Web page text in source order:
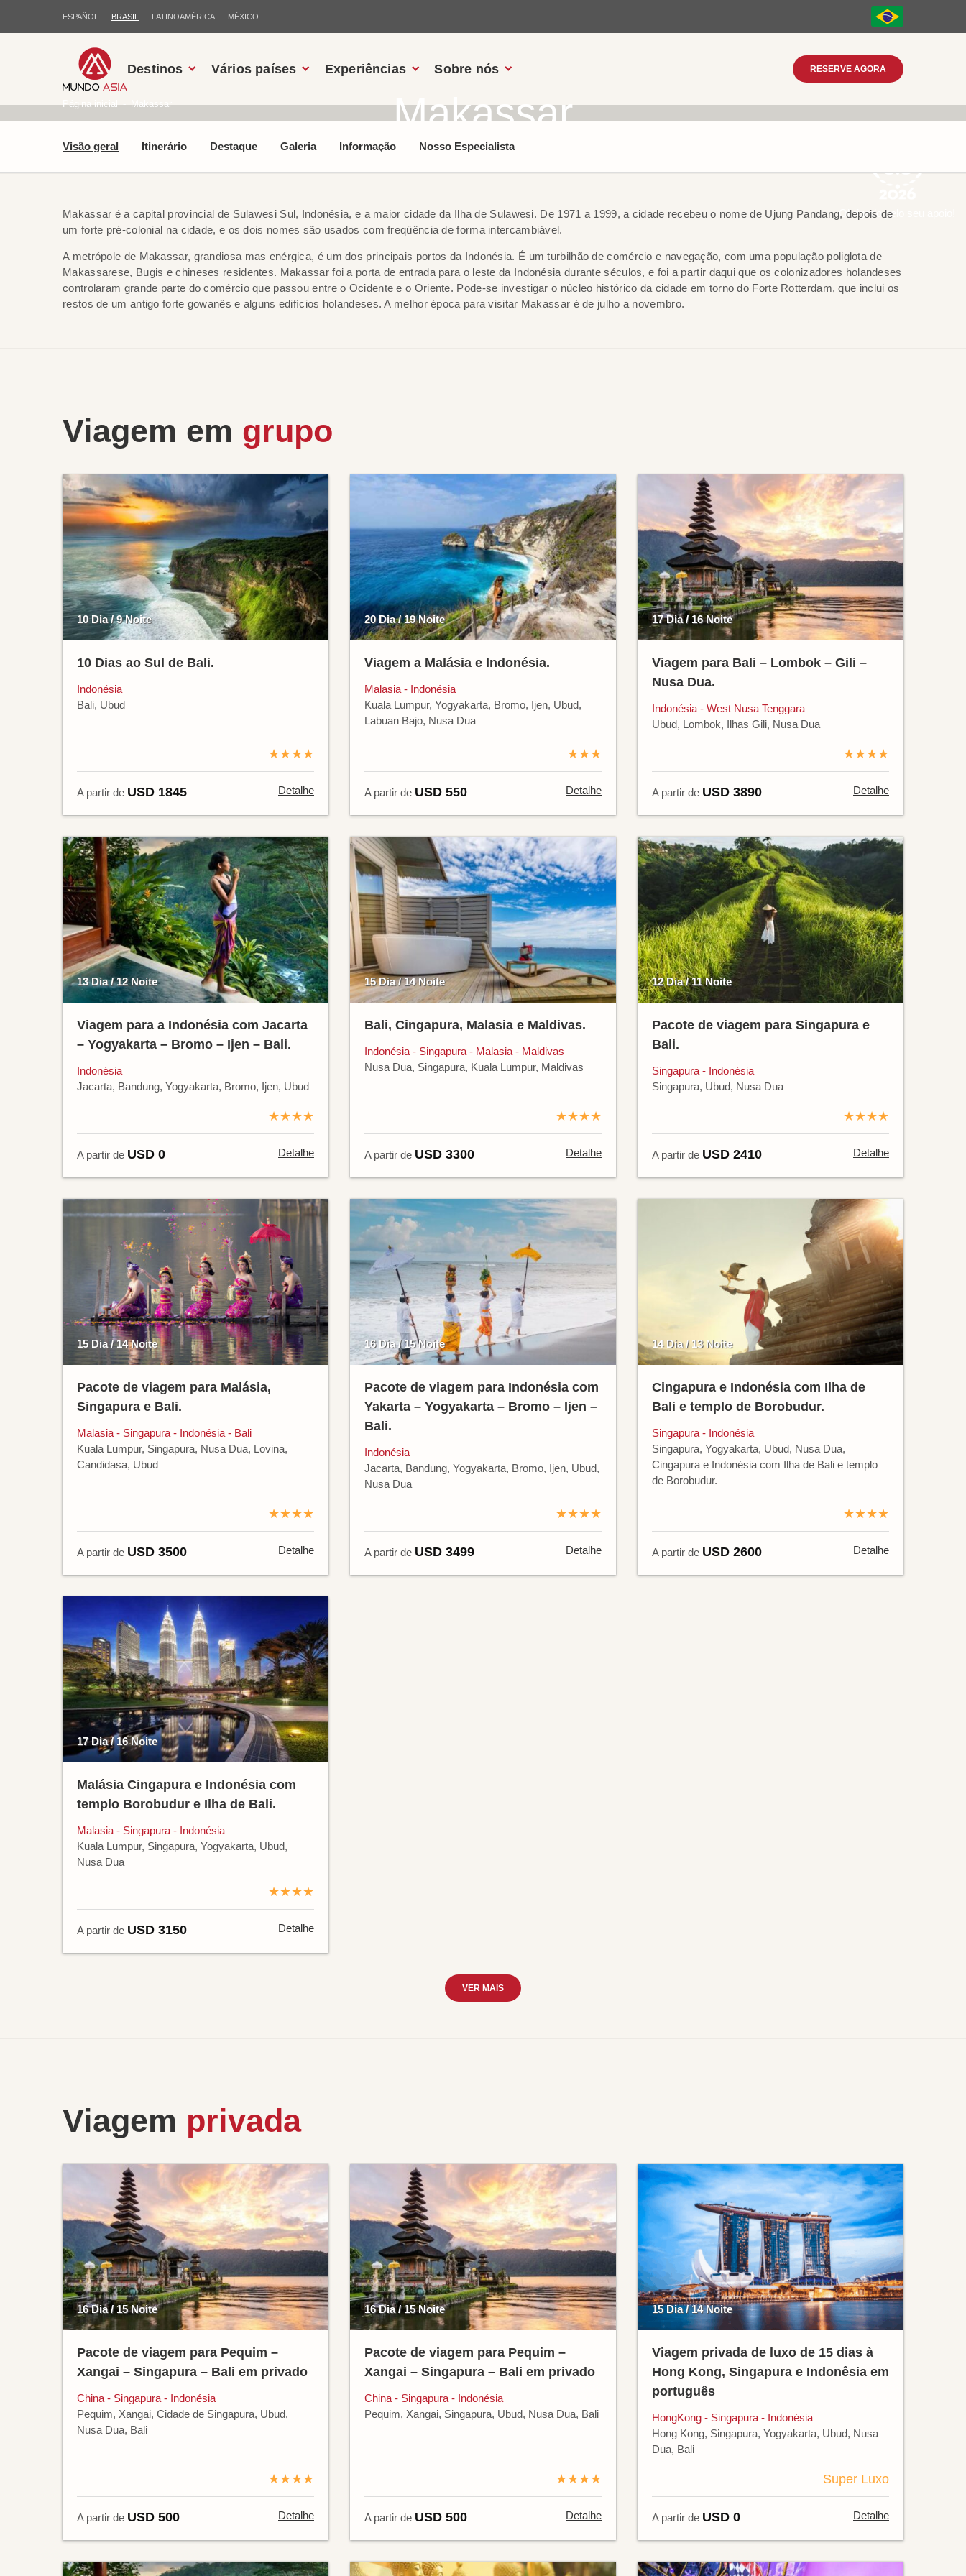
ESPAÑOL BRASIL LATINOAMÉRICA MÉXICO
Destinos Vários países Experiências Sobre nós RESERVE AGORA
Makassar
Página inicial Makassar
Obrigado pelo seu apoio!
Visão geral Itinerário Destaque Galeria Informação Nosso Especialista
Makassar é a capital provincial de Sulawesi Sul, Indonésia, e a maior cidade da Ilha de Sulawesi. De 1971 a 1999, a cidade recebeu o nome de Ujung Pandang, depois de
um forte pré-colonial na cidade, e os dois nomes são usados com freqüência de forma intercambiável.
A metrópole de Makassar, grandiosa mas enérgica, é um dos principais portos da Indonésia. É um turbilhão de comércio e navegação, com uma população poliglota de
Makassarese, Bugis e chineses residentes. Makassar foi a porta de entrada para o leste da Indonésia durante séculos, e foi a partir daqui que os colonizadores holandeses
controlaram grande parte do comércio que passou entre o Ocidente e o Oriente. Pode-se investigar o núcleo histórico da cidade em torno do Forte Rotterdam, que inclui os
restos de um antigo forte gowanês e alguns edifícios holandeses. A melhor época para visitar Makassar é de julho a novembro.
Viagem em grupo
10 Dia / 9 Noite
10 Dias ao Sul de Bali.
Indonésia
Bali, Ubud
★★★★
A partir de USD 1845 Detalhe
20 Dia / 19 Noite
Viagem a Malásia e Indonésia.
Malasia - Indonésia
Kuala Lumpur, Yogyakarta, Bromo, Ijen, Ubud,
Labuan Bajo, Nusa Dua
★★★
A partir de USD 550 Detalhe
17 Dia / 16 Noite
Viagem para Bali – Lombok – Gili –
Nusa Dua.
Indonésia - West Nusa Tenggara
Ubud, Lombok, Ilhas Gili, Nusa Dua
★★★★
A partir de USD 3890 Detalhe
13 Dia / 12 Noite
Viagem para a Indonésia com Jacarta
– Yogyakarta – Bromo – Ijen – Bali.
Indonésia
Jacarta, Bandung, Yogyakarta, Bromo, Ijen, Ubud
★★★★
A partir de USD 0 Detalhe
15 Dia / 14 Noite
Bali, Cingapura, Malasia e Maldivas.
Indonésia - Singapura - Malasia - Maldivas
Nusa Dua, Singapura, Kuala Lumpur, Maldivas
★★★★
A partir de USD 3300 Detalhe
12 Dia / 11 Noite
Pacote de viagem para Singapura e
Bali.
Singapura - Indonésia
Singapura, Ubud, Nusa Dua
★★★★
A partir de USD 2410 Detalhe
15 Dia / 14 Noite
Pacote de viagem para Malásia,
Singapura e Bali.
Malasia - Singapura - Indonésia - Bali
Kuala Lumpur, Singapura, Nusa Dua, Lovina,
Candidasa, Ubud
★★★★
A partir de USD 3500 Detalhe
16 Dia / 15 Noite
Pacote de viagem para Indonésia com
Yakarta – Yogyakarta – Bromo – Ijen –
Bali.
Indonésia
Jacarta, Bandung, Yogyakarta, Bromo, Ijen, Ubud,
Nusa Dua
★★★★
A partir de USD 3499 Detalhe
14 Dia / 13 Noite
Cingapura e Indonésia com Ilha de
Bali e templo de Borobudur.
Singapura - Indonésia
Singapura, Yogyakarta, Ubud, Nusa Dua,
Cingapura e Indonésia com Ilha de Bali e templo
de Borobudur.
★★★★
A partir de USD 2600 Detalhe
17 Dia / 16 Noite
Malásia Cingapura e Indonésia com
templo Borobudur e Ilha de Bali.
Malasia - Singapura - Indonésia
Kuala Lumpur, Singapura, Yogyakarta, Ubud,
Nusa Dua
★★★★
A partir de USD 3150 Detalhe
VER MAIS
Viagem privada
16 Dia / 15 Noite
Pacote de viagem para Pequim –
Xangai – Singapura – Bali em privado
China - Singapura - Indonésia
Pequim, Xangai, Cidade de Singapura, Ubud,
Nusa Dua, Bali
★★★★
A partir de USD 500 Detalhe
16 Dia / 15 Noite
Pacote de viagem para Pequim –
Xangai – Singapura – Bali em privado
China - Singapura - Indonésia
Pequim, Xangai, Singapura, Ubud, Nusa Dua, Bali
★★★★
A partir de USD 500 Detalhe
15 Dia / 14 Noite
Viagem privada de luxo de 15 dias à
Hong Kong, Singapura e Indonêsia em
português
HongKong - Singapura - Indonésia
Hong Kong, Singapura, Yogyakarta, Ubud, Nusa
Dua, Bali
Super Luxo
A partir de USD 0 Detalhe